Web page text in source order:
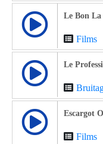
Le Bon
Films
Le
Escargot
Films